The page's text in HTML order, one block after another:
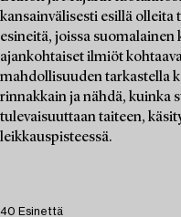
kansainvälisesti esillä olleita
esineitä, joissa
ajankohtaiset ilmiöt
mahdollisuuden tarkastella
rinnakkain ja nähdä, kuinka
tulevaisuuttaan taiteen,
leikkauspisteessä.
40 Esinettä